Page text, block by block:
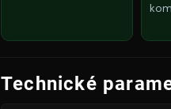
Technické